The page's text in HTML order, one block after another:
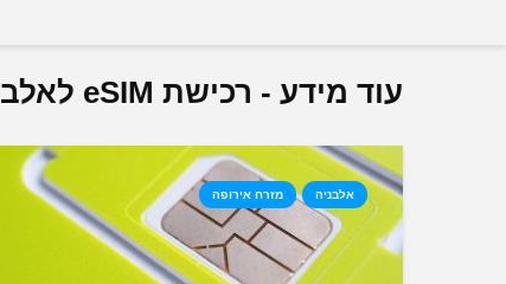
עוד מידע - רכישת eSIM לאלבניה
אלבניה מזרח אירופה